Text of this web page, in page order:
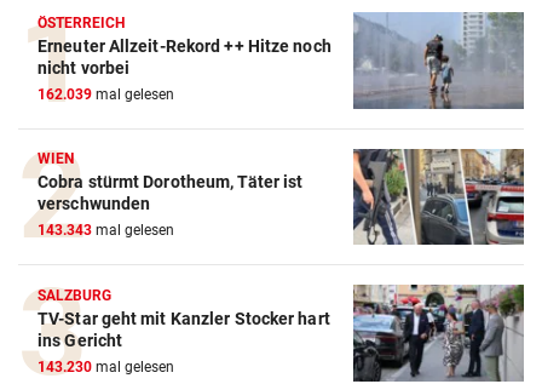
ÖSTERREICH
Erneuter Allzeit-Rekord ++ Hitze noch
nicht vorbei
162.039 mal gelesen
WIEN
Cobra stürmt Dorotheum, Täter ist
verschwunden
143.343 mal gelesen
SALZBURG
TV-Star geht mit Kanzler Stocker hart
ins Gericht
143.230 mal gelesen